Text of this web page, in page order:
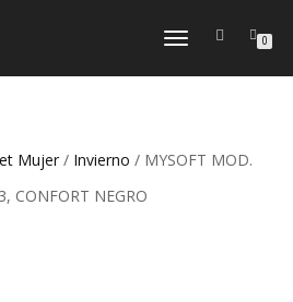
CAMBIAR
0
Mujer / Invierno / MYSOFT MOD.
CONFORT NEGRO